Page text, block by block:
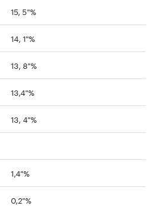
15, 5 %
14, 1 %
13, 8 %
13,4 %
13, 4 %
1,4 %
0,2 %